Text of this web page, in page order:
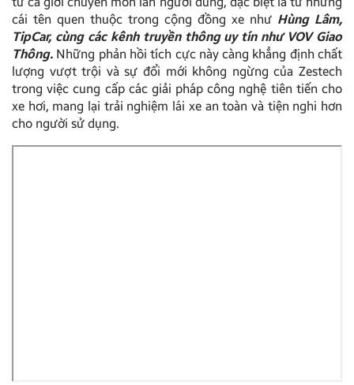
cái tên quen thuộc trong cộng đồng xe như Hùng Lâm,
TipCar, cùng các kênh truyền thông uy tín như VOV Giao
Thông. Những phản hồi tích cực này càng khẳng định chất
lượng vượt trội và sự đổi mới không ngừng của Zestech
trong việc cung cấp các giải pháp công nghệ tiên tiến cho
xe hơi, mang lại trải nghiệm lái xe an toàn và tiện nghi hơn
cho người sử dụng.